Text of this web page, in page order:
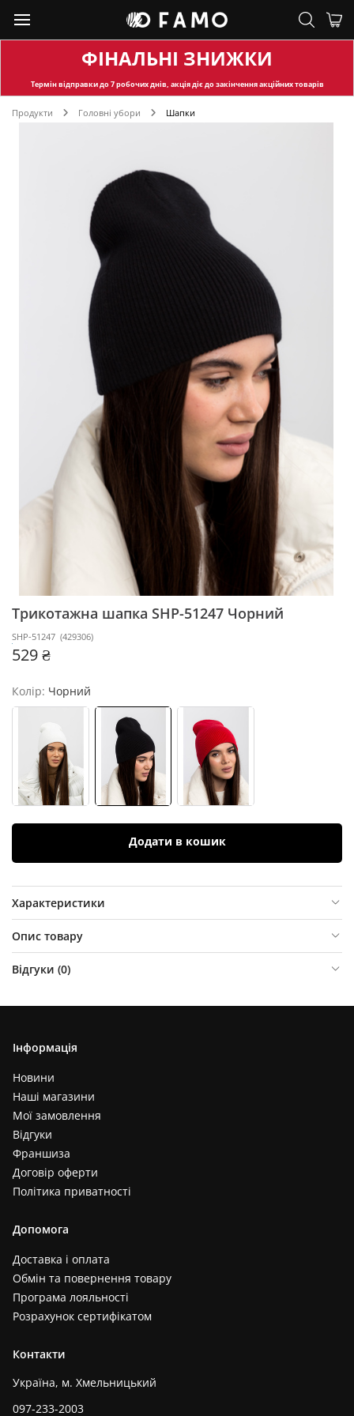
ФІНАЛЬНІ ЗНИЖКИ
Термін відправкидо 7 робочих днів, акція діє до закінчення акційних товарів
Продукти Головні убори Шапки
Трикотажна шапка SHP-51247 Чорний
SHP-51247 (429306)
529 ₴
Колір: Чорний
Додати в кошик
Характеристики
Опис товару
Відгуки (0)
Інформація
Новини
Наші магазини
Мої замовлення
Відгуки
Франшиза
Договір оферти
Політика приватності
Допомога
Доставка і оплата
Обмін та повернення товару
Програма лояльності
Розрахунок сертифікатом
Контакти
Україна, м. Хмельницький
097-233-2003